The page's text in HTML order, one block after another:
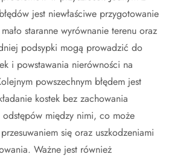
jest niewłaściwe przygotowanie
staranne wyrównanie terenu oraz
podsypki mogą prowadzić do
i powstawania nierówności na
powszechnym błędem jest
kostek bez zachowania
między nimi, co może
się oraz uszkodzeniami
Ważne jest również